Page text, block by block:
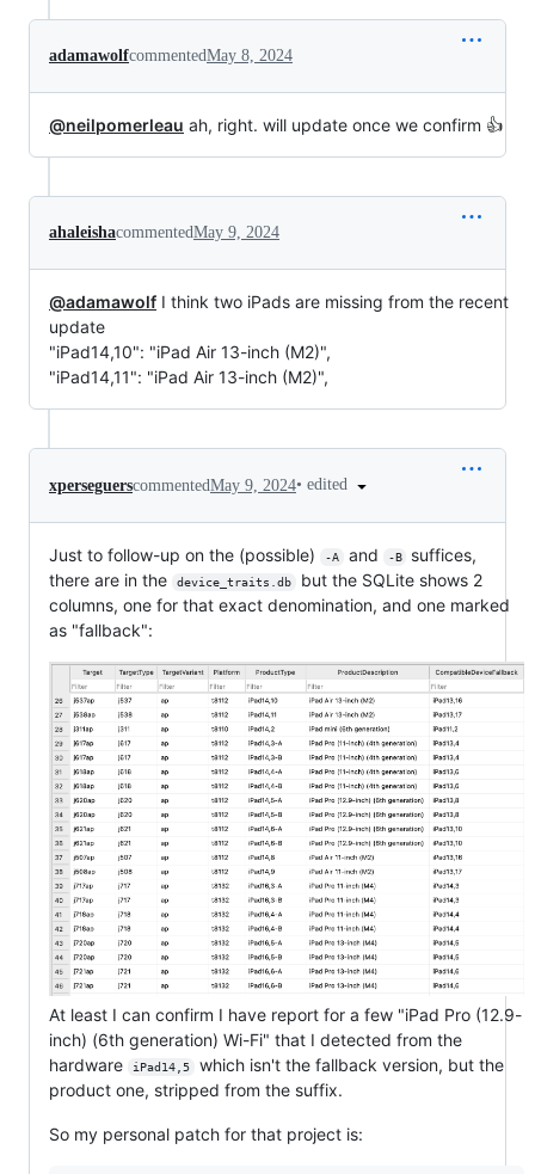
adamawolfcommentedMay 8, 2024
@neilpomerleau ah, right. will update once we confirm 👍
ahaleishacommentedMay 9, 2024
@adamawolf I think two iPads are missing from the recent
update
"iPad14,10": "iPad Air 13-inch (M2)",
"iPad14,11": "iPad Air 13-inch (M2)",
xperseguerscommentedMay 9, 2024• edited
Just to follow-up on the (possible) -A and -B
suffices,
there are in the
device_traits.db
but the SQLite shows 2
columns, one for that exact denomination, and one marked
as "fallback":
At least I can confirm I have report for a few "iPad Pro (12.9-
inch) (6th generation) Wi-Fi" that I detected from the
hardware
iPad14,5
which isn't the fallback version, but the
product one, stripped from the suffix.
So my personal patch for that project is: